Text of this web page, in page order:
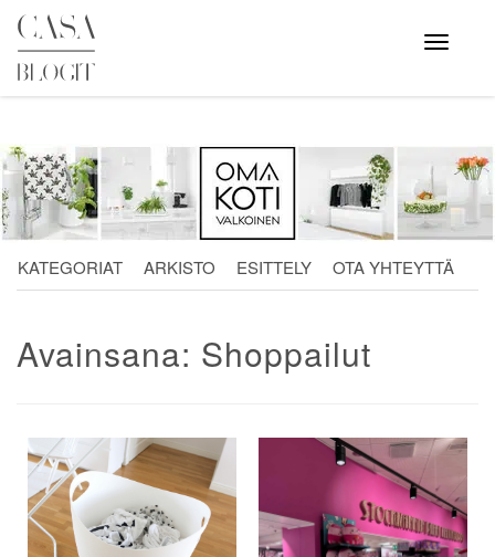
Skip
content
Avaa
valikko
KATEGORIAT ARKISTO ESITTELY OTA YHTEYTTÄ
Avainsana: Shoppailut
Artikkelien
selaus